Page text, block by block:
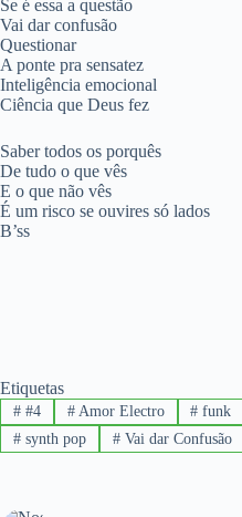
Se é essa a questão
Vai dar confusão
Questionar
A ponte pra sensatez
Inteligência emocional
Ciência que Deus fez
Saber todos os porquês
De tudo o que vês
E o que não vês
É um risco se ouvires só lados
B’ss
Etiquetas
##4 #Amor Electro # funk
#synth pop #Vai dar Confusão